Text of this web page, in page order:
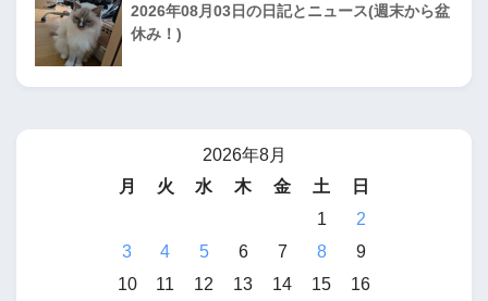
2026年08月03日の日記とニュース(週末から盆
休み！)
2026年8月
月
火 水 木 金 土
日
1
2
3
4 5 6 7 8
9
10
11 12 13 14 15
16